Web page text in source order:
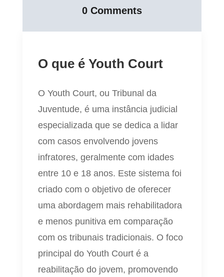
0 Comments
O que é Youth Court
O Youth Court, ou Tribunal da
Juventude, é uma instância judicial
especializada que se dedica a lidar
com casos envolvendo jovens
infratores, geralmente com idades
entre 10 e 18 anos. Este sistema foi
criado com o objetivo de oferecer
uma abordagem mais rehabilitadora
e menos punitiva em comparação
com os tribunais tradicionais. O foco
principal do Youth Court é a
reabilitação do jovem, promovendo